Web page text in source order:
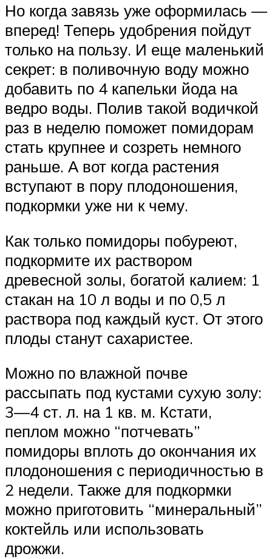
Но когда завязь уже оформилась —
вперед! Теперь удобрения пойдут
только на пользу. И еще маленький
секрет: в поливочную воду можно
добавить по 4 капельки йода на
ведро воды. Полив такой водичкой
раз в неделю поможет помидорам
стать крупнее и созреть немного
раньше. А вот когда растения
вступают в пору плодоношения,
подкормки уже ни к чему.
Как только помидоры побуреют,
подкормите их раствором
древесной золы, богатой калием: 1
стакан на 10 л воды и по 0,5 л
раствора под каждый куст. От этого
плоды станут сахаристее.
Можно по влажной почве
рассыпать под кустами сухую золу:
3—4 ст. л. на 1 кв. м. Кстати,
пеплом можно “потчевать”
помидоры вплоть до окончания их
плодоношения с периодичностью в
2 недели. Также для подкормки
можно приготовить “минеральный”
коктейль или использовать
дрожжи.